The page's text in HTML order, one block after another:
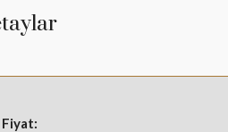
Fiyat: